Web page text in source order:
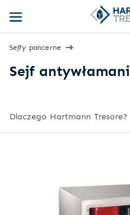
Sejfy pancerne
Sejf
Dlaczego Hartmann Tresore?